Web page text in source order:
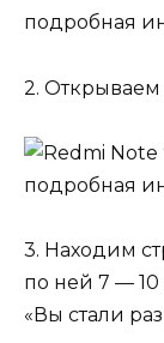
2. Открываем
3. Находим
по ней 7 — 10
«Вы стали